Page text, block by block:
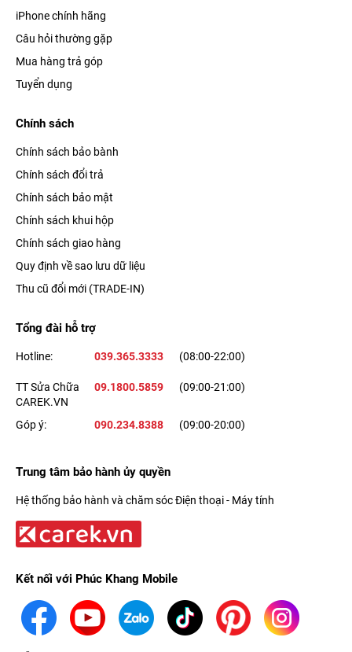
iPhone chính hãng
Câu hỏi thường gặp
Mua hàng trả góp
Tuyển dụng
Chính sách
Chính sách bảo bành
Chính sách đổi trả
Chính sách bảo mật
Chính sách khui hộp
Chính sách giao hàng
Quy định về sao lưu dữ liệu
Thu cũ đổi mới (TRADE-IN)
Tổng đài hỗ trợ
Hotline: 039.365.3333 (08:00-22:00)
TT Sửa Chữa
CAREK.VN
09.1800.5859 (09:00-21:00)
Góp ý: 090.234.8388 (09:00-20:00)
Trung tâm bảo hành ủy quyền
Hệ thống bảo hành và chăm sóc Điện thoại - Máy tính
Kết nối với Phúc Khang Mobile